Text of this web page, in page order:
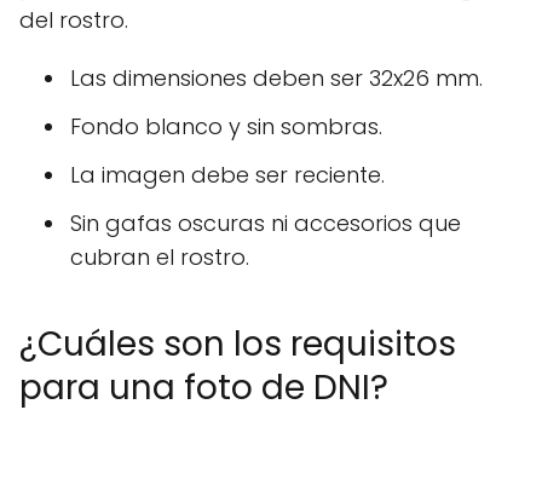
del rostro.
Las dimensiones deben ser 32x26 mm.
Fondo blanco y sin sombras.
La imagen debe ser reciente.
Sin gafas oscuras ni accesorios que
cubran el rostro.
¿Cuáles son los requisitos
para una foto de DNI?